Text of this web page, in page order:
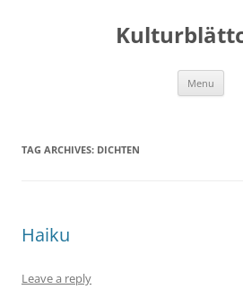
Menu
TAG ARCHIVES: DICHTEN
Haiku
Leave a reply